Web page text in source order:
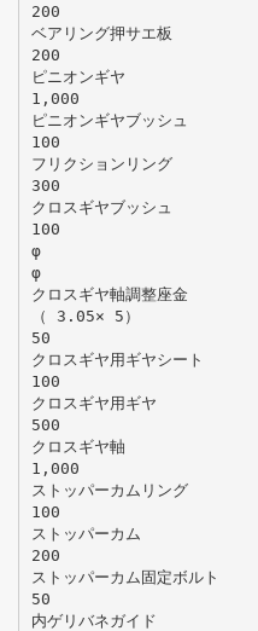
200
ベアリング押サエ板
200
ピニオンギヤ
1,000
ピニオンギヤブッシュ
100
フリクションリング
300
クロスギヤブッシュ
100
φ
φ
クロスギヤ軸調整座金
（ 3.05× 5）
50
クロスギヤ用ギヤシート
100
クロスギヤ用ギヤ
500
クロスギヤ軸
1,000
ストッパーカムリング
100
ストッパーカム
200
ストッパーカム固定ボルト
50
内ゲリバネガイド